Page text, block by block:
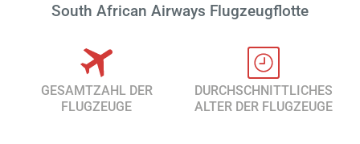
South African Airways Flugzeugflotte
GESAMTZAHL DER
FLUGZEUGE
DURCHSCHNITTLICHES
ALTER DER FLUGZEUGE